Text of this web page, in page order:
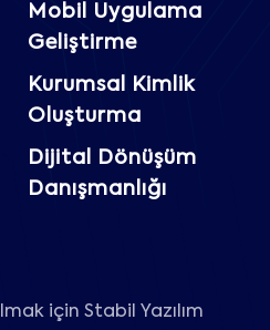
Mobil Uygulama
Geliştirme
Kurumsal Kimlik
Oluşturma
Dijital Dönüşüm
Danışmanlığı
için Stabil Yazılım